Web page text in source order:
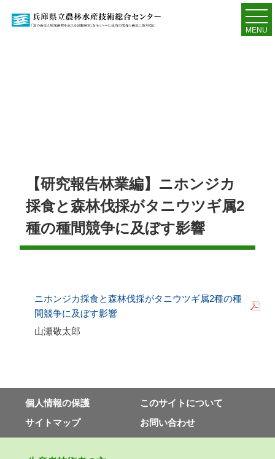
MENU
【研究報告林業編】ニホンジカ
採食と森林伐採がタニウツギ属2
種の種間競争に及ぼす影響
ニホンジカ採食と森林伐採がタニウツギ属2種の種
間競争に及ぼす影響
山瀬敬太郎
個⼈情報の保護
このサイトについて
サイトマップ
お問い合わせ